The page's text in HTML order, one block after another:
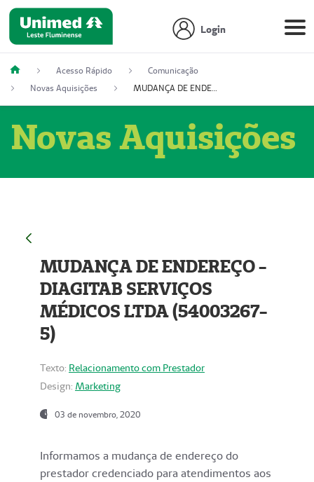
Login
Acesso Rápido
Comunicação
Novas Aquisições
MUDANÇA DE ENDEREÇO - DIAGITAB SERVIÇOS MÉDICOS LTDA (54003267-5)
Novas Aquisições
MUDANÇA DE ENDEREÇO -
DIAGITAB SERVIÇOS
MÉDICOS LTDA (54003267-
5)
Texto: Relacionamento com Prestador
Design: Marketing
03 de novembro, 2020
Informamos a mudança de endereço do
prestador credenciado para atendimentos aos